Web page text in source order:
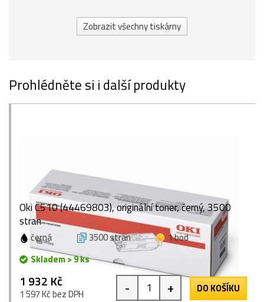
Zobrazit všechny tiskárny
Prohlédněte si i další produkty
Oki C510 (44469803), originální toner, černý, 3500
stran
černá 3500 stran
1 bod
Skladem > 9 ks
1 932 Kč
1 597 Kč bez DPH - + DO KOŠÍKU